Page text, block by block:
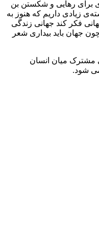
برای رهایی و شکستن بن
زیادی داریم که هنوز به
فکر کند جهانی زندگی
جهان باید بیداری شعر
میان انسان
شود.